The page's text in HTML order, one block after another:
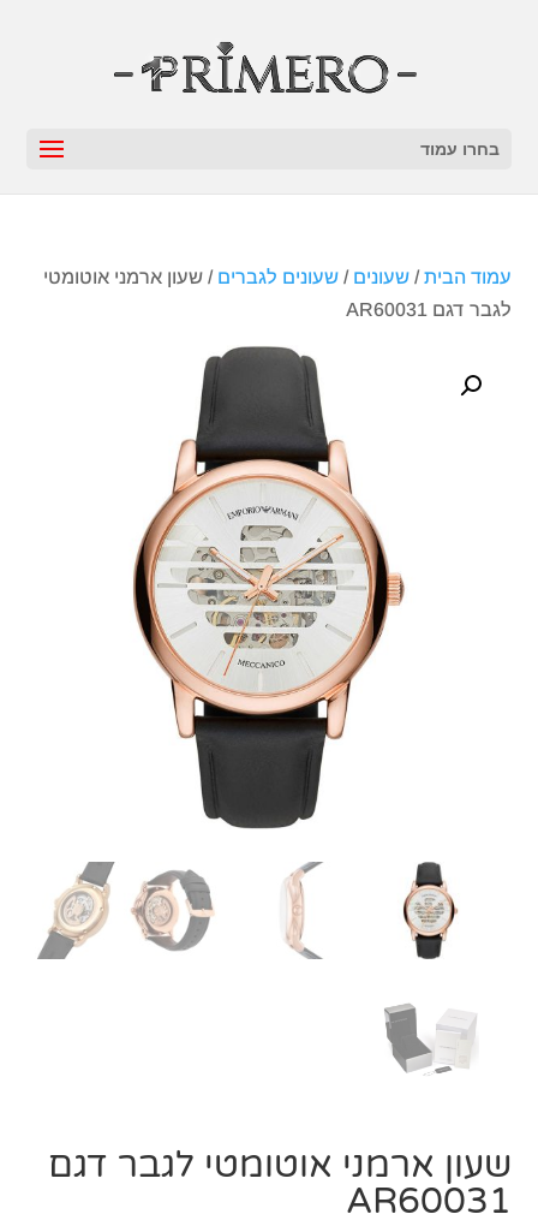
בחרו עמוד
עמוד הבית/שעונים /שעונים לגברים / שעון ארמני אוטומטי
לגבר דגם AR60031
שעון ארמני אוטומטי לגבר דגם
AR60031